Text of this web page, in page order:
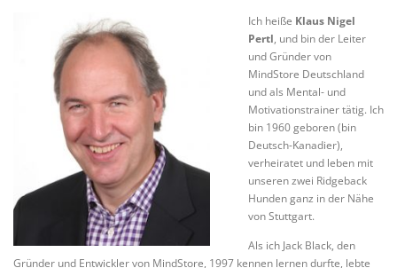
Ich heiße Klaus Nigel
Pertl, und bin der Leiter
und Gründer von
MindStore Deutschland
und als Mental- und
Motivationstrainer tätig. Ich
bin 1960 geboren (bin
Deutsch-Kanadier),
verheiratet und leben mit
unseren zwei Ridgeback
Hunden ganz in der Nähe
von Stuttgart.
Als ich Jack Black, den
Gründer und Entwickler von MindStore, 1997 kennen lernen durfte, lebte